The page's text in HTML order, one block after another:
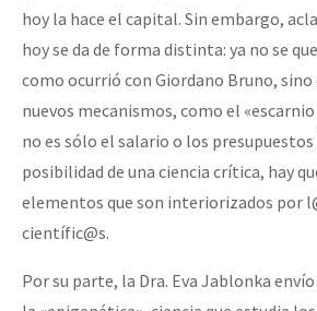
hoy la hace el capital. Sin embargo,
hoy se da de forma distinta: ya no se
como ocurrió con Giordano Bruno, sino
nuevos mecanismos, como el
no es sólo el salario o los
posibilidad de una ciencia crítica, hay
elementos que son interiorizados por
científic@s.
Por su parte, la Dra. Eva Jablonka